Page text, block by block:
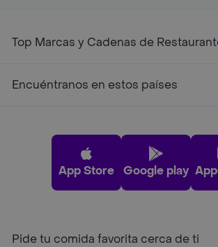
Top Marcas y Cadenas de
Encuéntranos en estos países
App Store Google play
Pide tu comida favorita cerca de ti